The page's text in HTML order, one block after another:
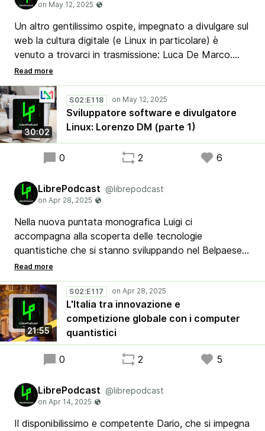
Un altro gentilissimo ospite, impegnato a divulgare sul
web la cultura digitale (e Linux in particolare) è
venuto a trovarci in trasmissione: Luca De Marco.
Molto attivo su Youtube, Lorenzo ha risposto alle
varie domande di Stefano, Luca e Ribby su vari temi,
principalmente incentrate sul sistema operativo Linux.
30:02
S02:E118
Sviluppatore software e divulgatore
Linux: Lorenzo DM (parte 1)
0 2 6
LibrePodcast @librepodcast
Nella nuova puntata monografica Luigi ci
accompagna alla scoperta delle tecnologie
quantistiche che si stanno sviluppando nel Belpaese,
che permettono a ricercatori e sviluppatori di fare un
salto in avanti nell'innovazione e in progetti ambiziosi
nel campo dell'intelligenza artificiale.
21:55
S02:E117
L'Italia tra innovazione e
competizione globale con i computer
quantistici
0 2 5
LibrePodcast @librepodcast
Il disponibilissimo e competente Dario, che si impegna